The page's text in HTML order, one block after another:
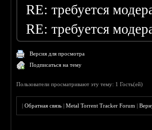
RE: требуется
RE: требуется
Версия для просмотра
Подписаться на тему
Пользователи просматривают эту тему: 1 Гость(ей)
|Обратная связь |Metal Torrent Tracker Forum |